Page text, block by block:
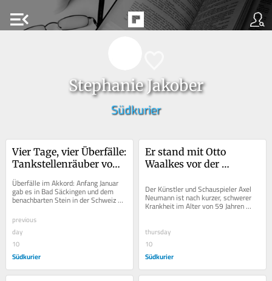
menu_open
Stephanie Jakober
Südkurier
Vier Tage, vier Überfälle:
Tankstellenräuber von
Bad Säckingen steht vor
Gericht
Überfälle im Akkord: Anfang Januar
gab es in Bad Säckingen und dem
benachbarten Stein in der Schweiz
Tankstellenüberfällen....
previous
day
10
Südkurier
Er stand mit Otto
Waalkes vor der
Schauspieler Axel
Neumann (59)
Der Künstler und Schauspieler Axel
Neumann ist nach kurzer, schwerer
Krankheit im Alter von 59 Jahren
thursday
10
Südkurier